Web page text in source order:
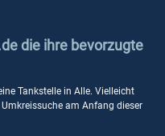
die ihre bevorzugte
Tankstelle in Alle. Vielleicht
am Anfang dieser